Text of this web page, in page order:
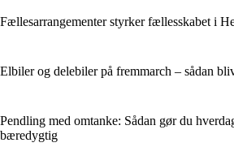
Fællesarrangementer styrker fællesskabet i
Elbiler og delebiler på fremmarch – sådan
Pendling med omtanke: Sådan gør du
bæredygtig